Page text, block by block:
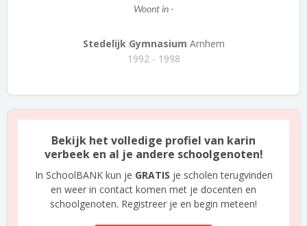
Woont in -
Stedelijk Gymnasium Arnhem
1992 - 1998
Bekijk het volledige profiel van karin
verbeek en al je andere schoolgenoten!
In SchoolBANK kun je GRATIS je scholen terugvinden
en weer in contact komen met je docenten en
schoolgenoten. Registreer je en begin meteen!